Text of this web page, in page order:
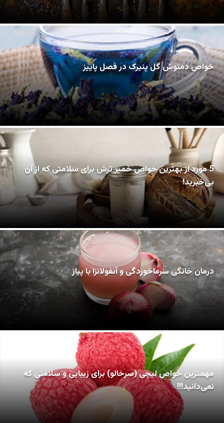
خواص دمنوش گل پنیرک در فصل پاییز
5 مورد از بهترین خواص خمیر ترش برای سلامتی که از آن
بی‌خبرید!
درمان خانگی سرماخوردگی و آنفولانزا با پیاز
مهمترین خواص لیچی (سرخالو) برای زیبایی و سلامتی که
نمی‌دانید!!!